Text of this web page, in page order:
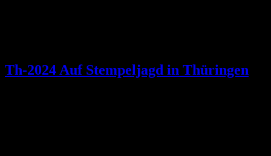
Th-2024 Auf Stempeljagd in Thüringen